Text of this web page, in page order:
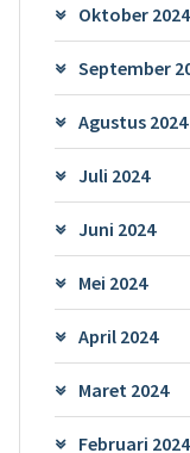
Oktober 2024
September
Agustus 2024
Juli 2024
Juni 2024
Mei 2024
April 2024
Maret 2024
Februari 2024